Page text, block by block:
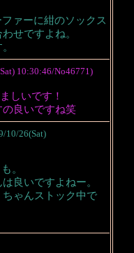
ァーに紺のソックス
せですよね。
10:30:46/No46771)
しいです！
の良いですね笑
10/26(Sat)
。
良いですよねー。
ゃんストック中で